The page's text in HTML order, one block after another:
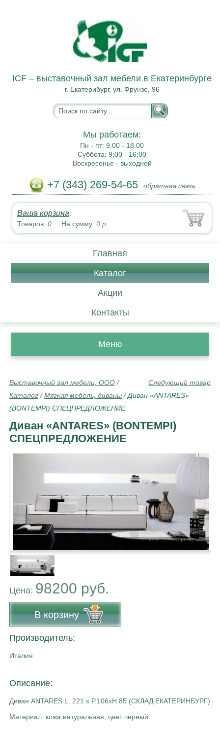
ICF – выставочный зал мебели в Екатеринбурге
г. Екатерибург, ул. Фрунзе, 96
Мы работаем:
Пн - пт:9.00 - 18.00
Суббота:9:00 - 16:00
Воскресенье - выходной
+7 (343) 269-54-65 обратная связь
Ваша корзина:
Товаров:0 На сумму:0 р.
Главная
Каталог
Акции
Контакты
Меню
Следующий товар
Выставочный зал мебели, ООО /
Каталог /Мягкая мебель, диваны /Диван «ANTARES»
(BONTEMPI) СПЕЦПРЕДЛОЖЕНИЕ
Диван «ANTARES» (BONTEMPI)
СПЕЦПРЕДЛОЖЕНИЕ
Цена: 98200 руб.
В корзину
Производитель:
Италия
Описание:
Диван ANTARES L. 221 x P.106xH.85 (СКЛАД ЕКАТЕРИНБУРГ)
Материал: кожа натуральная, цвет черный.